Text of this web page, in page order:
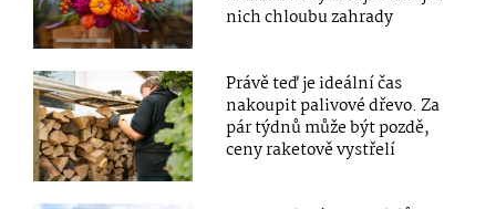
nich chloubu zahrady
Právě teď je ideální čas
nakoupit palivové dřevo. Za
pár týdnů může být pozdě,
ceny raketově vystřelí